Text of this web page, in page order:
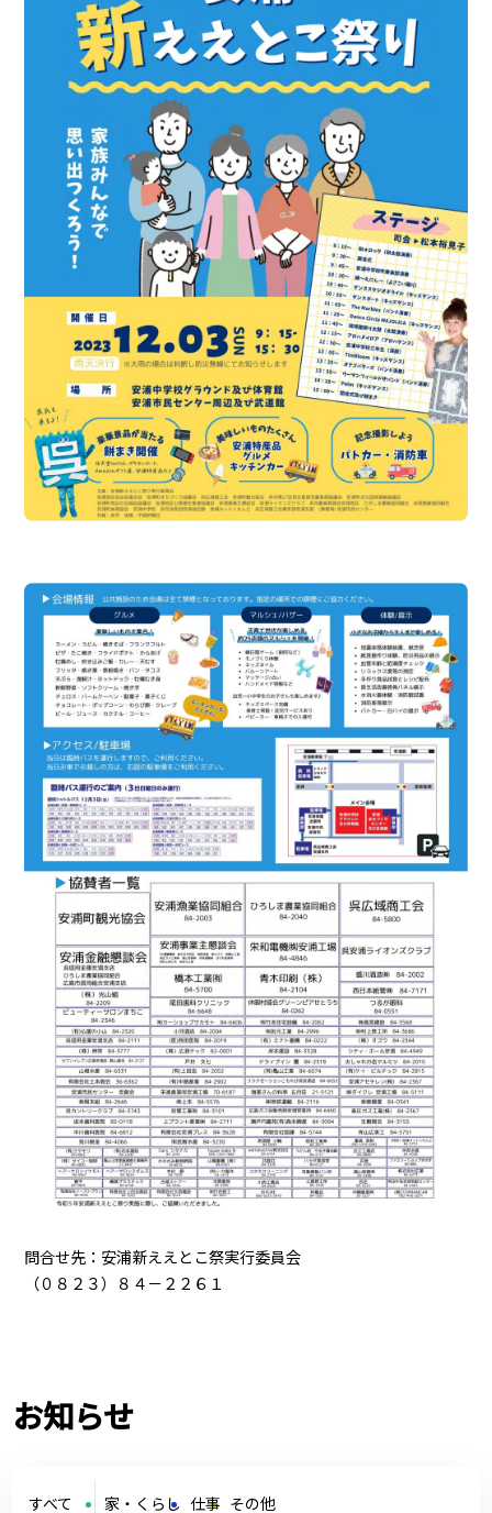
問合せ先：安浦新ええとこ祭実行委員会
（０８２３）８４－２２６１
お知らせ
すべて 家・くらし 仕事 その他